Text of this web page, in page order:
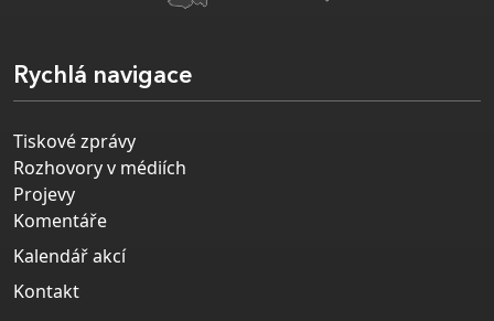
Rychlá navigace
Tiskové zprávy
Rozhovory v médiích
Projevy
Komentáře
Kalendář akcí
Kontakt